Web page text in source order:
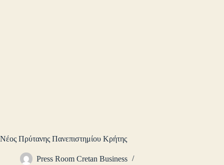
Νέος Πρύτανης Πανεπιστημίου Κρήτης
Press Room Cretan Business